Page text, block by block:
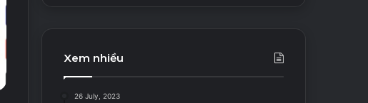
Xem nhiều
26 July, 2023